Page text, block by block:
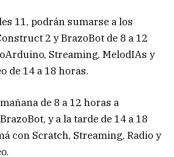
11, podrán sumarse a los
2 y BrazoBot de 8 a 12
Streaming, MelodIAs y
de 14 a 18 horas.
de 8 a 12 horas a
y a la tarde de 14 a 18
con Scratch, Streaming, Radio y